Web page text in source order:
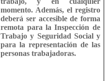
momento. Además, el registro
deberá ser accesible de forma
remota para la Inspección de
Trabajo y Seguridad Social y
para la representación de las
personas trabajadoras.